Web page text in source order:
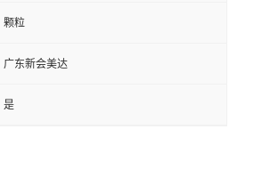
颗粒
广东新会美达
是